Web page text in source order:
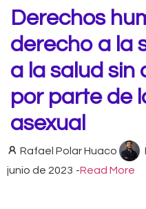
Derechos
derecho a la
a la salud sin
por parte de
asexual
Rafael Polar Huaco
junio de 2023 -Read More